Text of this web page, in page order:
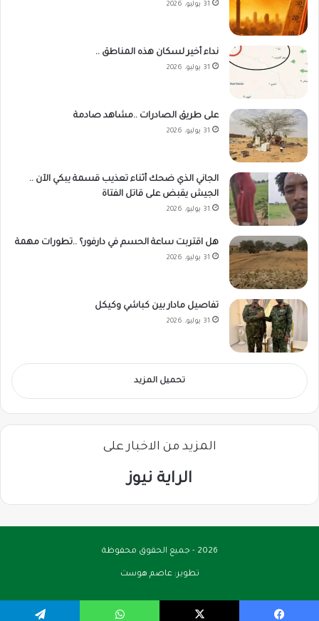
31 يوليو، 2026
نداء أخير لسكان هذه المناطق ..
31 يوليو، 2026
على طريق الصادرات ..مشاهد صادمة
31 يوليو، 2026
الجاني الذي ضحك أثناء تعذيب قسمة يبكي الآن ..
الجيش يقبض على قاتل الفتاة
31 يوليو، 2026
هل اقتربت ساعة الحسم في دارفور؟ ..تطورات مهمة
31 يوليو، 2026
تفاصيل مادار بين كباشي وكيكل
31 يوليو، 2026
تحميل المزيد
المزيد من الاخبار على
الراية نيوز
2026 - جميع الحقوق محفوظة
تطوير:عاصم هوست